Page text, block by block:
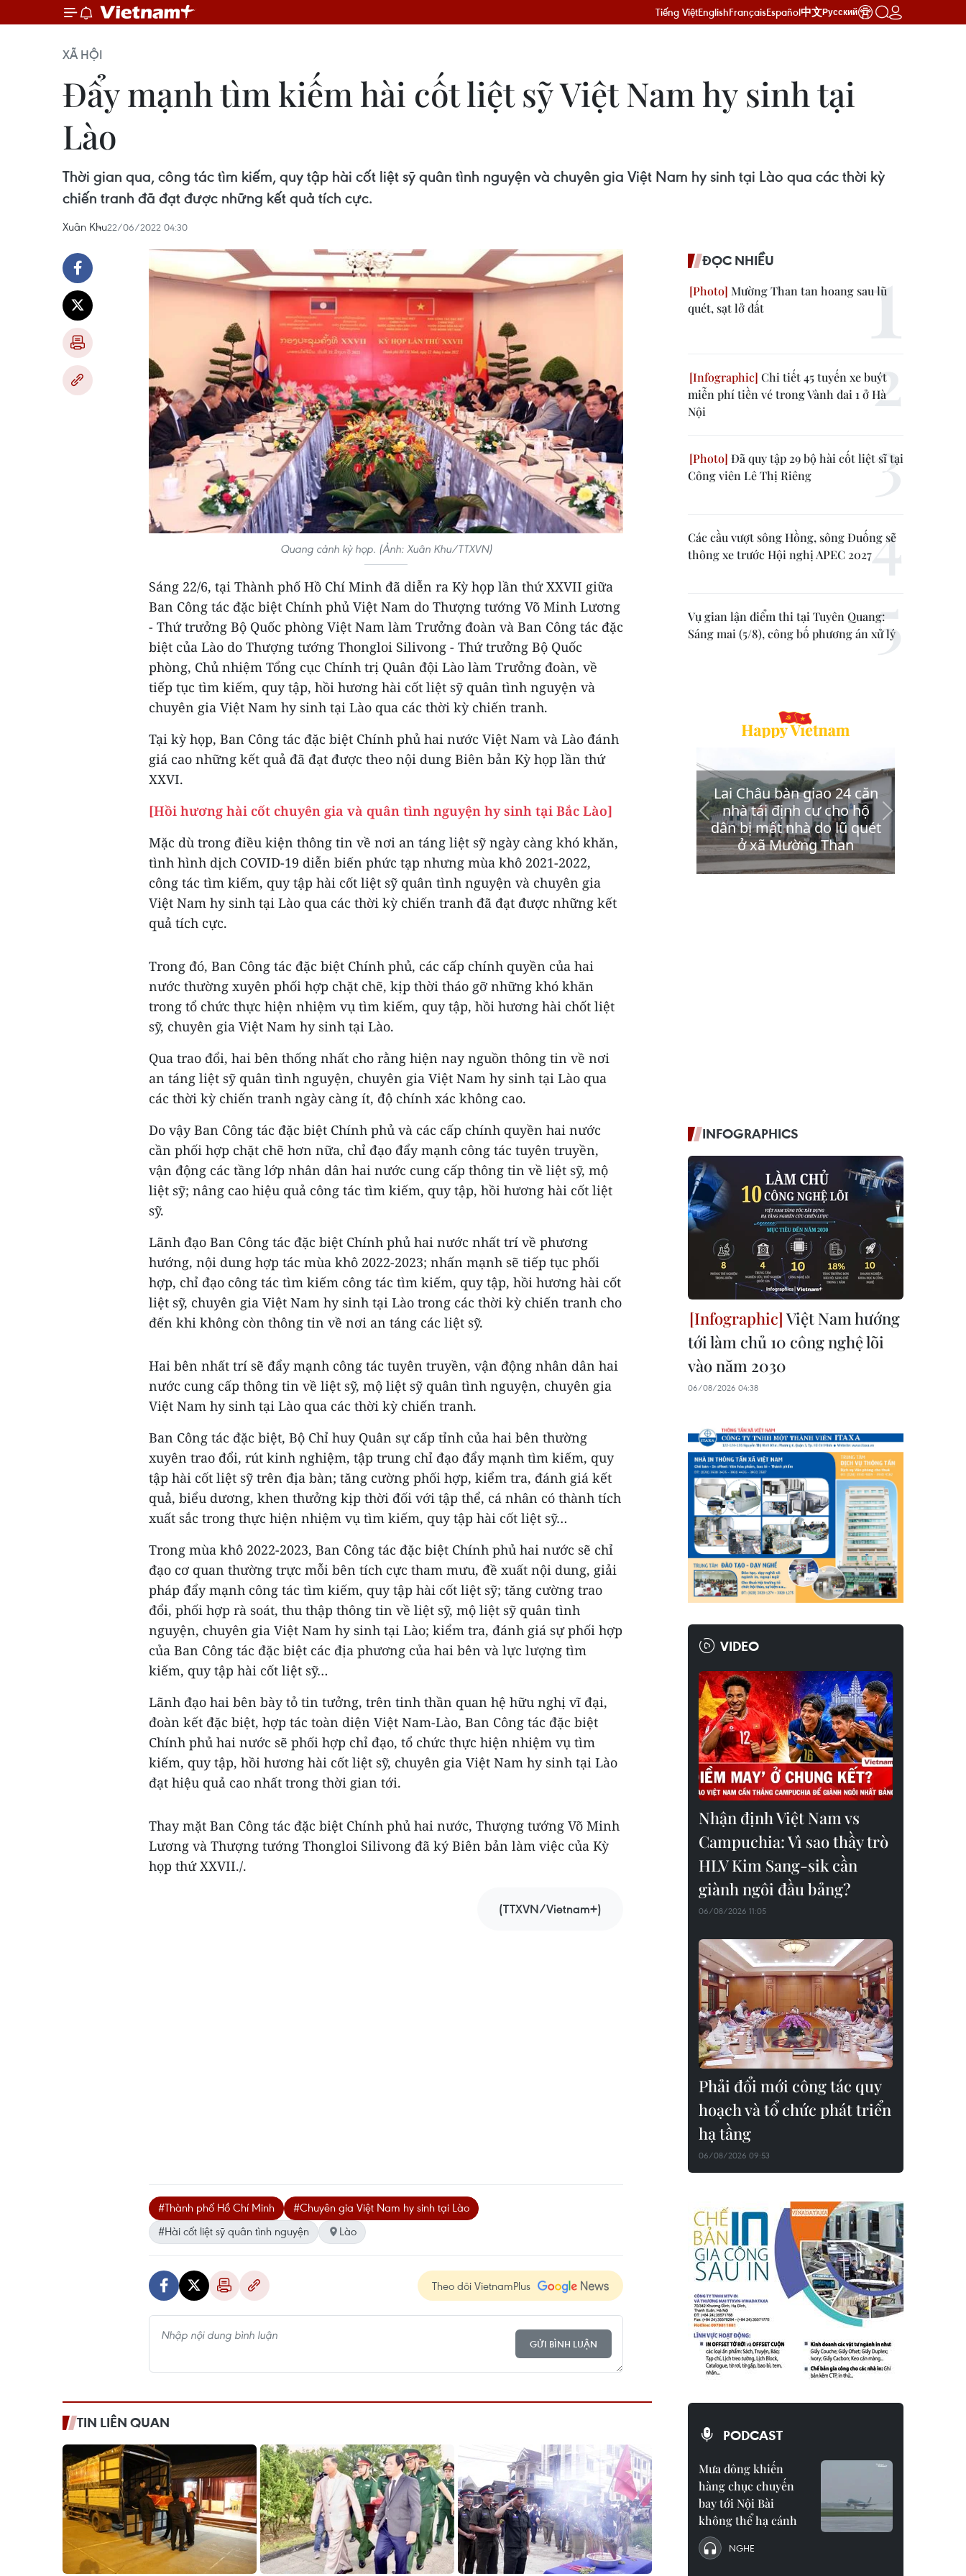
Tiếng ViệtEnglishFrançaisEspañol中文Русский
XÃ HỘI
Đẩy mạnh tìm kiếm hài cốt liệt sỹ Việt Nam hy sinh tại
Lào
Thời gian qua, công tác tìm kiếm, quy tập hài cốt liệt sỹ quân tình nguyện và chuyên gia Việt Nam hy sinh tại Lào qua các thời kỳ
chiến tranh đã đạt được những kết quả tích cực.
Xuân Khu22/06/2022 04:30
Quang cảnh kỳ họp. (Ảnh: Xuân Khu/TTXVN)
Sáng 22/6, tại Thành phố Hồ Chí Minh đã diễn ra Kỳ họp lần thứ XXVII giữa
Ban Công tác đặc biệt Chính phủ Việt Nam do Thượng tướng Võ Minh Lương
- Thứ trưởng Bộ Quốc phòng Việt Nam làm Trưởng đoàn và Ban Công tác đặc
biệt của Lào do Thượng tướng Thongloi Silivong - Thứ trưởng Bộ Quốc
phòng, Chủ nhiệm Tổng cục Chính trị Quân đội Lào làm Trưởng đoàn, về
tiếp tục tìm kiếm, quy tập, hồi hương hài cốt liệt sỹ quân tình nguyện và
chuyên gia Việt Nam hy sinh tại Lào qua các thời kỳ chiến tranh.
Tại kỳ họp, Ban Công tác đặc biệt Chính phủ hai nước Việt Nam và Lào đánh
giá cao những kết quả đã đạt được theo nội dung Biên bản Kỳ họp lần thứ
XXVI.
[Hồi hương hài cốt chuyên gia và quân tình nguyện hy sinh tại Bắc Lào]
Mặc dù trong điều kiện thông tin về nơi an táng liệt sỹ ngày càng khó khăn,
tình hình dịch COVID-19 diễn biến phức tạp nhưng mùa khô 2021-2022,
công tác tìm kiếm, quy tập hài cốt liệt sỹ quân tình nguyện và chuyên gia
Việt Nam hy sinh tại Lào qua các thời kỳ chiến tranh đã đạt được những kết
quả tích cực.
Trong đó, Ban Công tác đặc biệt Chính phủ, các cấp chính quyền của hai
nước thường xuyên phối hợp chặt chẽ, kịp thời tháo gỡ những khó khăn
trong tổ chức thực hiện nhiệm vụ tìm kiếm, quy tập, hồi hương hài chốt liệt
sỹ, chuyên gia Việt Nam hy sinh tại Lào.
Qua trao đổi, hai bên thống nhất cho rằng hiện nay nguồn thông tin về nơi
an táng liệt sỹ quân tình nguyện, chuyên gia Việt Nam hy sinh tại Lào qua
các thời kỳ chiến tranh ngày càng ít, độ chính xác không cao.
Do vậy Ban Công tác đặc biệt Chính phủ và các cấp chính quyền hai nước
cần phối hợp chặt chẽ hơn nữa, chỉ đạo đẩy mạnh công tác tuyên truyền,
vận động các tầng lớp nhân dân hai nước cung cấp thông tin về liệt sỹ, mộ
liệt sỹ; nâng cao hiệu quả công tác tìm kiếm, quy tập, hồi hương hài cốt liệt
sỹ.
Lãnh đạo Ban Công tác đặc biệt Chính phủ hai nước nhất trí về phương
hướng, nội dung hợp tác mùa khô 2022-2023; nhấn mạnh sẽ tiếp tục phối
hợp, chỉ đạo công tác tìm kiếm công tác tìm kiếm, quy tập, hồi hương hài cốt
liệt sỹ, chuyên gia Việt Nam hy sinh tại Lào trong các thời kỳ chiến tranh cho
đến khi không còn thông tin về nơi an táng các liệt sỹ.
Hai bên nhất trí sẽ đẩy mạnh công tác tuyên truyền, vận động nhân dân hai
nước cung cấp thông tin về liệt sỹ, mộ liệt sỹ quân tình nguyện, chuyên gia
Việt Nam hy sinh tại Lào qua các thời kỳ chiến tranh.
Ban Công tác đặc biệt, Bộ Chỉ huy Quân sự cấp tỉnh của hai bên thường
xuyên trao đổi, rút kinh nghiệm, tập trung chỉ đạo đẩy mạnh tìm kiếm, quy
tập hài cốt liệt sỹ trên địa bàn; tăng cường phối hợp, kiểm tra, đánh giá kết
quả, biểu dương, khen thưởng kịp thời đối với tập thể, cá nhân có thành tích
xuất sắc trong thực hiện nhiệm vụ tìm kiếm, quy tập hài cốt liệt sỹ…
Trong mùa khô 2022-2023, Ban Công tác đặc biệt Chính phủ hai nước sẽ chỉ
đạo cơ quan thường trực mỗi bên tích cực tham mưu, đề xuất nội dung, giải
pháp đẩy mạnh công tác tìm kiếm, quy tập hài cốt liệt sỹ; tăng cường trao
đổi, phối hợp rà soát, thu thập thông tin về liệt sỹ, mộ liệt sỹ quân tình
nguyện, chuyên gia Việt Nam hy sinh tại Lào; kiểm tra, đánh giá sự phối hợp
của Ban Công tác đặc biệt các địa phương của hai bên và lực lượng tìm
kiếm, quy tập hài cốt liệt sỹ…
Lãnh đạo hai bên bày tỏ tin tưởng, trên tinh thần quan hệ hữu nghị vĩ đại,
đoàn kết đặc biệt, hợp tác toàn diện Việt Nam-Lào, Ban Công tác đặc biệt
Chính phủ hai nước sẽ phối hợp chỉ đạo, tổ chức thực hiện nhiệm vụ tìm
kiếm, quy tập, hồi hương hài cốt liệt sỹ, chuyên gia Việt Nam hy sinh tại Lào
đạt hiệu quả cao nhất trong thời gian tới.
Thay mặt Ban Công tác đặc biệt Chính phủ hai nước, Thượng tướng Võ Minh
Lương và Thượng tướng Thongloi Silivong đã ký Biên bản làm việc của Kỳ
họp thứ XXVII./.
(TTXVN/Vietnam+)
#Thành phố Hồ Chí Minh
#Chuyên gia Việt Nam hy sinh tại Lào
#Hài cốt liệt sỹ quân tình nguyện
Lào
Theo dõi VietnamPlus
GỬI BÌNH LUẬN
TIN LIÊN QUAN
ĐỌC NHIỀU
Mường Than tan hoang sau lũ
quét, sạt lở đất
Chi tiết 45 tuyến xe buýt
miễn phí tiền vé trong Vành đai 1 ở Hà
Nội
Đã quy tập 29 bộ hài cốt liệt sĩ tại
Công viên Lê Thị Riêng
Các cầu vượt sông Hồng, sông Đuống sẽ
thông xe trước Hội nghị APEC 2027
Vụ gian lận điểm thi tại Tuyên Quang:
Sáng mai (5/8), công bố phương án xử lý
INFOGRAPHICS
Việt Nam hướng
tới làm chủ 10 công nghệ lõi
vào năm 2030
06/08/2026 04:38
VIDEO
Nhận định Việt Nam vs
Campuchia: Vì sao thầy trò
HLV Kim Sang-sik cần
giành ngôi đầu bảng?
06/08/2026 11:05
Phải đổi mới công tác quy
hoạch và tổ chức phát triển
hạ tầng
06/08/2026 09:53
PODCAST
Mưa dông khiến
hàng chục chuyến
bay tới Nội Bài
không thể hạ cánh
NGHE